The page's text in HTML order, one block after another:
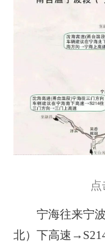
宁海往来宁波
北）下高速